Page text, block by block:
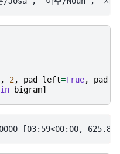
, 2, pad_left=True,
in bigram]